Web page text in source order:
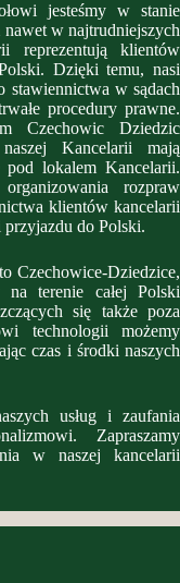
jesteśmy w stanie
w najtrudniejszych
reprezentują klientów
Dzięki temu, nasi
stawiennictwa w sądach
procedury prawne.
Czechowic Dziedzic
Kancelarii mają
pod lokalem Kancelarii.
rozpraw
klientów kancelarii
do Polski.
Czechowice-Dziedzice,
terenie całej Polski
się także poza
technologii możemy
czas i środki naszych
usług i zaufania
Zapraszamy
w naszej kancelarii